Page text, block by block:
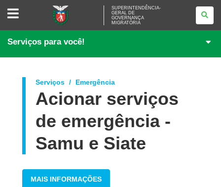
SUPERINTENDÊNCIA-
GOVERNANÇA
SUPERINTENDÊNCIA-
GERAL DE
GOVERNANÇA
MIGRATÓRIA
Serviços para você!
Serviços Emergência
Acionar serviços
de emergência -
Samu e Siate
MAIS INFORMAÇÕES